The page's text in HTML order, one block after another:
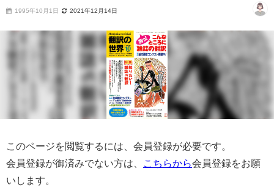
1995年10月1日 2021年12月14日
このページを閲覧するには、会員登録が必要です。
会員登録が御済みでない方は、
こちらから会員登録をお願
いします。